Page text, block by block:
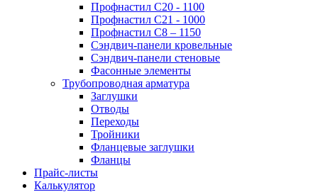
Профнастил С20 - 1100
Профнастил С21 - 1000
Профнастил С8 – 1150
Сэндвич-панели кровельные
Сэндвич-панели стеновые
Фасонные элементы
Трубопроводная арматура
Заглушки
Отводы
Переходы
Тройники
Фланцевые заглушки
Фланцы
Прайс-листы
Калькулятор